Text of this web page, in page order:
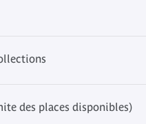
des places disponibles)